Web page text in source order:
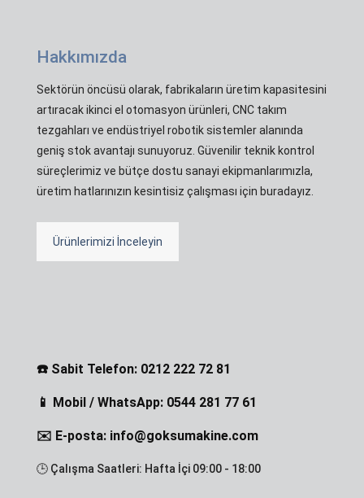
Hakkımızda
Sektörün öncüsü olarak, fabrikaların üretim kapasitesini
artıracak ikinci el otomasyon ürünleri, CNC takım
tezgahları ve endüstriyel robotik sistemler alanında
geniş stok avantajı sunuyoruz. Güvenilir teknik kontrol
süreçlerimiz ve bütçe dostu sanayi ekipmanlarımızla,
üretim hatlarınızın kesintisiz çalışması için buradayız.
Ürünlerimizi İnceleyin
☎️ Sabit Telefon: 0212 222 72 81
📱 Mobil / WhatsApp: 0544 281 77 61
✉️ E-posta: info@goksumakine.com
🕒 Çalışma Saatleri: Hafta İçi 09:00 - 18:00